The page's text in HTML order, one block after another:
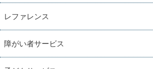
レファレンス
障がい者サービス